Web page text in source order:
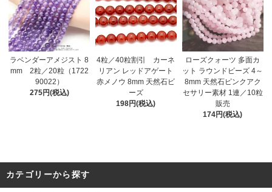
ラベンダーアメジスト 8
mm 2粒／20粒（1722
90022）
275円(税込)
4粒／40粒割引 カーネ
リアン レッドアゲート
赤メノウ 8mm 天然石ビ
ーズ
198円(税込)
ローズクォーツ 多面カ
ット ラウンドビーズ 4～
8mm 天然石ピンクアク
セサリー素材 1連／10粒
販売
174円(税込)
カテゴリーから探す